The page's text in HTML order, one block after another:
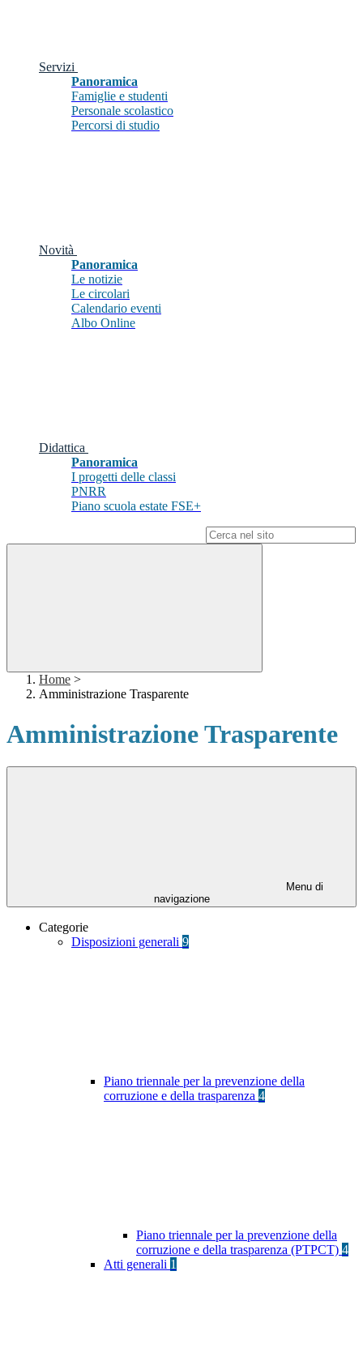
Servizi
Panoramica
Famiglie e studenti
Personale scolastico
Percorsi di studio
Novità
Panoramica
Le notizie
Le circolari
Calendario eventi
Albo Online
Didattica
Panoramica
I progetti delle classi
PNRR
Piano scuola estate FSE+
Home >
Amministrazione Trasparente
Amministrazione Trasparente
Menu di
navigazione
Categorie
Disposizioni generali 9
Piano triennale per la prevenzione della
corruzione e della trasparenza 4
Piano triennale per la prevenzione della
corruzione e della trasparenza (PTPCT) 4
Atti generali 1